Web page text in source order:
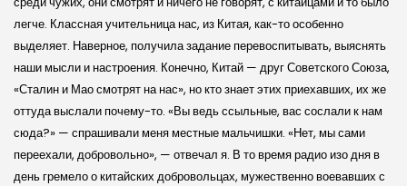
легче. Классная учительница нас, из Китая, как-то особенно
выделяет. Наверное, получила задание перевоспитывать, выяснять
наши мысли и настроения. Конечно, Китай — друг Советского Союза,
«Сталин и Мао смотрят на нас», но кто знает этих приехавших, их же
оттуда выслали почему-то. «Вы ведь ссыльные, вас сослали к нам
сюда?» — спрашивали меня местные мальчишки. «Нет, мы сами
переехали, добровольно», — отвечал я. В то время радио изо дня в
день гремело о китайских добровольцах, мужественно воевавших с